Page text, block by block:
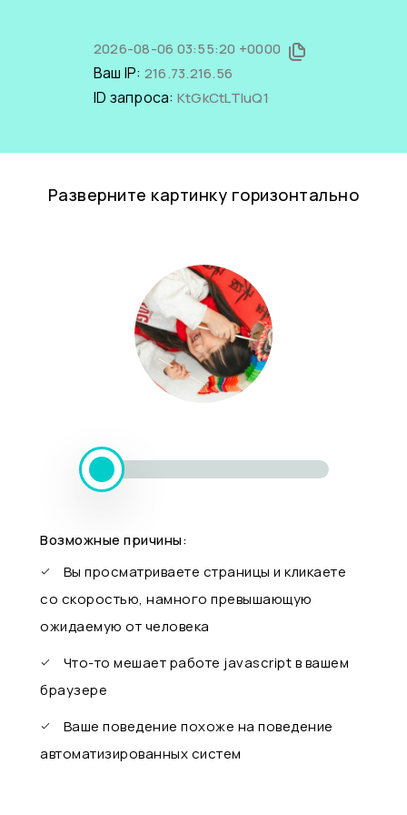
2026-08-06 03:55:20 +0000
Ваш IP: 216.73.216.56
ID запроса: KtGkCtLTluQ1
Разверните картинку горизонтально
Возможные причины:
Вы просматриваете страницы и кликаете
со скоростью, намного превышающую
ожидаемую от человека
Что-то мешает работе javascript в вашем
браузере
Ваше поведение похоже на поведение
автоматизированных систем